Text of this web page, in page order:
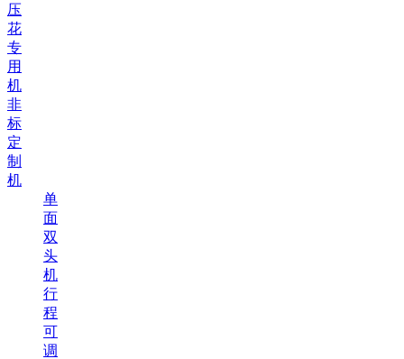
压
花
专
用
机
非
标
定
制
机
单
面
双
头
机
行
程
可
调